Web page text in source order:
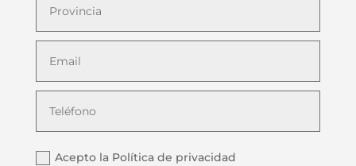
Acepto la Política de privacidad